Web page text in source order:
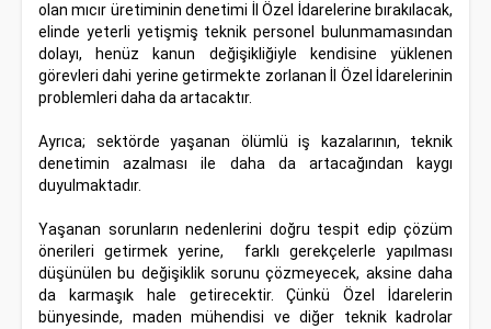
olan mıcır üretiminin denetimi İl Özel İdarelerine bırakılacak,
elinde yeterli yetişmiş teknik personel bulunmamasından
dolayı, henüz kanun değişikliğiyle kendisine yüklenen
görevleri dahi yerine getirmekte zorlanan İl Özel İdarelerinin
problemleri daha da artacaktır.
Ayrıca; sektörde yaşanan ölümlü iş kazalarının, teknik
denetimin azalması ile daha da artacağından kaygı
duyulmaktadır.
Yaşanan sorunların nedenlerini doğru tespit edip çözüm
önerileri getirmek yerine, farklı gerekçelerle yapılması
düşünülen bu değişiklik sorunu çözmeyecek, aksine daha
da karmaşık hale getirecektir. Çünkü Özel İdarelerin
bünyesinde, maden mühendisi ve diğer teknik kadrolar